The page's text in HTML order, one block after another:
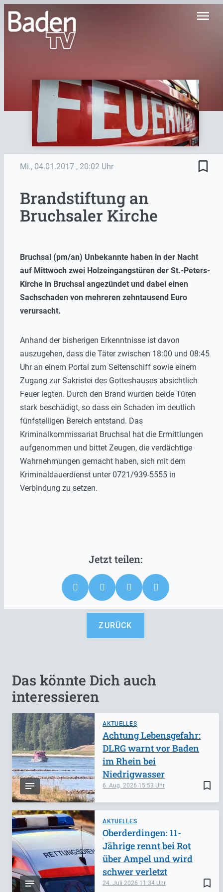
menu
Mi., 04.01.2017 , 20:02 Uhr bookmark_border
Brandstiftung an
Bruchsaler Kirche
Bruchsal (pm/an) Unbekannte haben in der Nacht
auf Mittwoch zwei Holzeingangstüren der St.-Peters-
Kirche in Bruchsal angezündet und dabei einen
Sachschaden von mehreren zehntausend Euro
verursacht.
Anhand der bisherigen Erkenntnisse ist davon
auszugehen, dass die Täter zwischen 18:00 und 08:45
Uhr an einem Portal zum Seitenschiff sowie einem
Zugang zur Sakristei des Gotteshauses absichtlich
Feuer legten. Durch den Brand wurden beide Türen
stark beschädigt, so dass ein Schaden im deutlich
fünfstelligen Bereich entstand. Das
Kriminalkommissariat Bruchsal hat die Ermittlungen
aufgenommen und bittet Zeugen, die verdächtige
Wahrnehmungen gemacht haben, sich mit dem
Kriminaldauerdienst unter 0721/939-5555 in
Verbindung zu setzen.
ZURÜCK
Das könnte Dich auch
interessieren
AKTUELLES
bookmark_border
6. Aug. 2026 15:53
Achtung Lebensgefahr:
DLRG warnt vor Baden
im Rhein bei
Niedrigwasser
AKTUELLES
bookmark_border
24. Juli 2026 11:34
Oberderdingen: 11-
Jährige rennt bei Rot
über Ampel und wird
schwer verletzt